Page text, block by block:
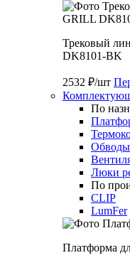
Трековый
DK8101-BK
2532 ₽/шт
По
Обводы
Люки
По
CLIP
LumFer
Платформа